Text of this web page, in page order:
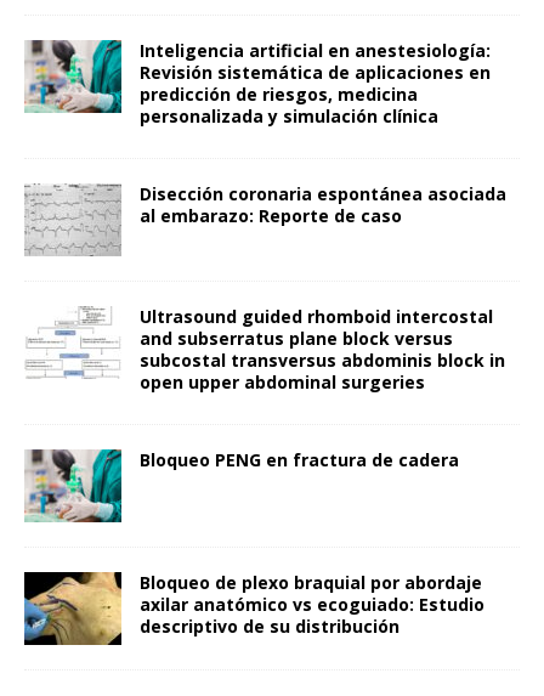
Inteligencia artificial en anestesiología:
Revisión sistemática de aplicaciones en
predicción de riesgos, medicina
personalizada y simulación clínica
Disección coronaria espontánea asociada
al embarazo: Reporte de caso
Ultrasound guided rhomboid intercostal
and subserratus plane block versus
subcostal transversus abdominis block in
open upper abdominal surgeries
Bloqueo PENG en fractura de cadera
Bloqueo de plexo braquial por abordaje
axilar anatómico vs ecoguiado: Estudio
descriptivo de su distribución